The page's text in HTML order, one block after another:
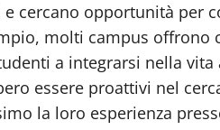
e cercano opportunità per
molti campus offrono
a integrarsi nella
essere proattivi nel
la loro esperienza